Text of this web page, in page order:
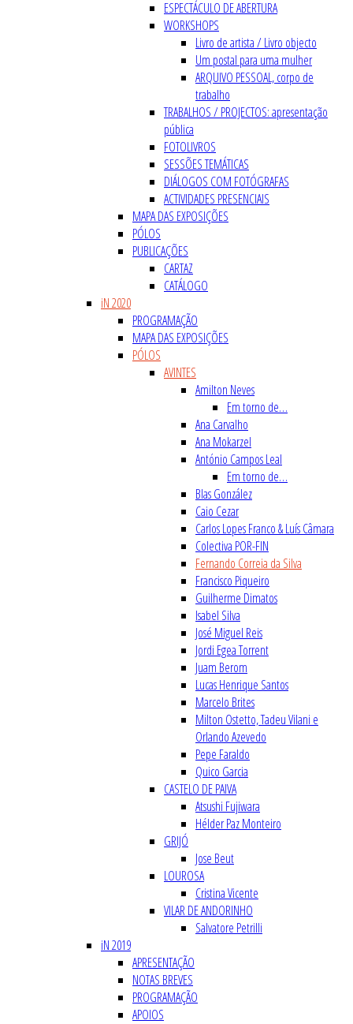
ESPECTÁCULO DE ABERTURA
WORKSHOPS
Livro de artista / Livro objecto
Um postal para uma mulher
ARQUIVO PESSOAL, corpo de
trabalho
TRABALHOS / PROJECTOS: apresentação
pública
FOTOLIVROS
SESSÕES TEMÁTICAS
DIÁLOGOS COM FOTÓGRAFAS
ACTIVIDADES PRESENCIAIS
MAPA DAS EXPOSIÇÕES
PÓLOS
PUBLICAÇÕES
CARTAZ
CATÁLOGO
iN 2020
PROGRAMAÇÃO
MAPA DAS EXPOSIÇÕES
PÓLOS
AVINTES
Amilton Neves
Em torno de…
Ana Carvalho
Ana Mokarzel
António Campos Leal
Em torno de…
Blas González
Caio Cezar
Carlos Lopes Franco & Luís Câmara
Colectiva POR-FIN
Fernando Correia da Silva
Francisco Piqueiro
Guilherme Dimatos
Isabel Silva
José Miguel Reis
Jordi Egea Torrent
Juam Berom
Lucas Henrique Santos
Marcelo Brites
Milton Ostetto, Tadeu Vilani e
Orlando Azevedo
Pepe Faraldo
Quico Garcia
CASTELO DE PAIVA
Atsushi Fujiwara
Hélder Paz Monteiro
GRIJÓ
Jose Beut
LOUROSA
Cristina Vicente
VILAR DE ANDORINHO
Salvatore Petrilli
iN 2019
APRESENTAÇÃO
NOTAS BREVES
PROGRAMAÇÃO
APOIOS